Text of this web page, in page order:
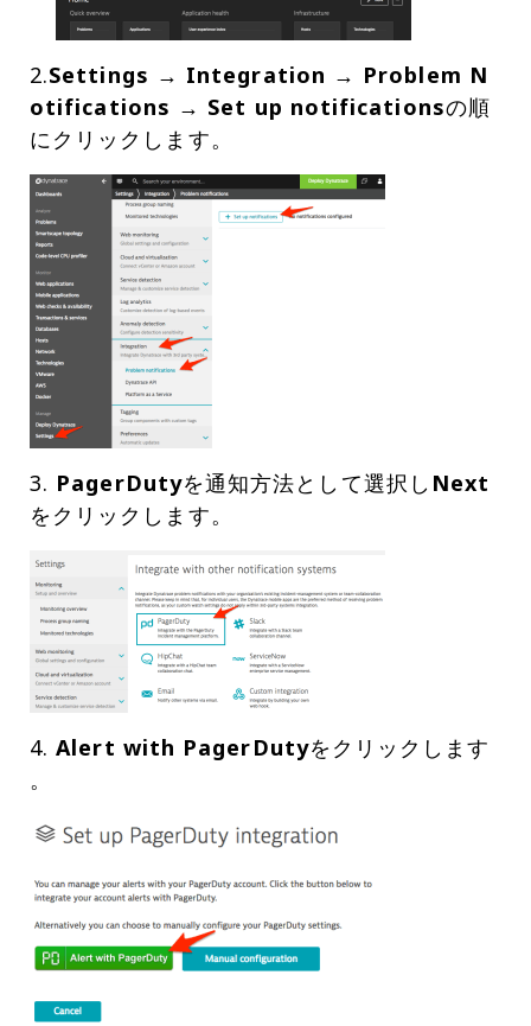
2.Settings → Integration → Problem N
otifications → Set up notificationsの順
にクリックします。
3. PagerDutyを通知方法として選択し Next
をクリックします。
4.Alert with PagerDutyをクリックします
。